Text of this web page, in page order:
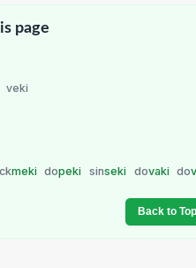
page
veki
meki dopeki sinseki dovaki do
Back to Top